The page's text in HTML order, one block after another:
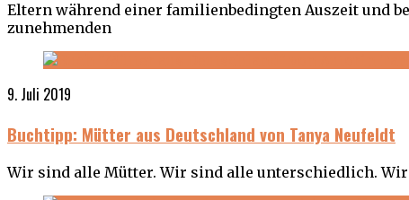
Eltern während einer familienbedingten Auszeit und
zunehmenden
9. Juli 2019
Buchtipp: Mütter aus Deutschland von Tanya Neufeldt
Wir sind alle Mütter. Wir sind alle unterschiedlich.